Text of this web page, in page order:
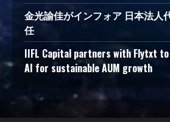
金光諭佳がインフォア 日本法人
任
IIFL Capital partners with Flytxt
AI for sustainable AUM growth